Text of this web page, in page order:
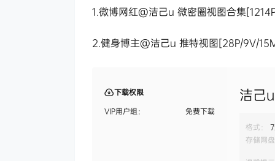
1.微博网红@洁己u 微密圈视图合集
2.健身博主@洁己u 推特视图[28P/9V/
下载权限
VIP用户组：
免费下载
洁己
格式：
存储网